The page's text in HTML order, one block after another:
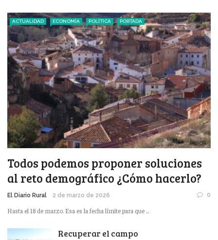
ACTUALIDAD ECONOMÍA POLÍTICA PORTADA
Todos podemos proponer soluciones
al reto demográfico ¿Cómo hacerlo?
El Diario Rural 2 de marzo de 2026 0
Hasta el 18 de marzo. Esa es la fecha límite para que ...
Recuperar el campo